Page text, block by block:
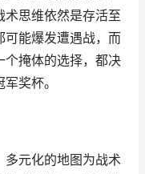
术思维依然是存活至
可能爆发遭遇战，而
个掩体的选择，都决
奖杯。
多元化的地图为战术